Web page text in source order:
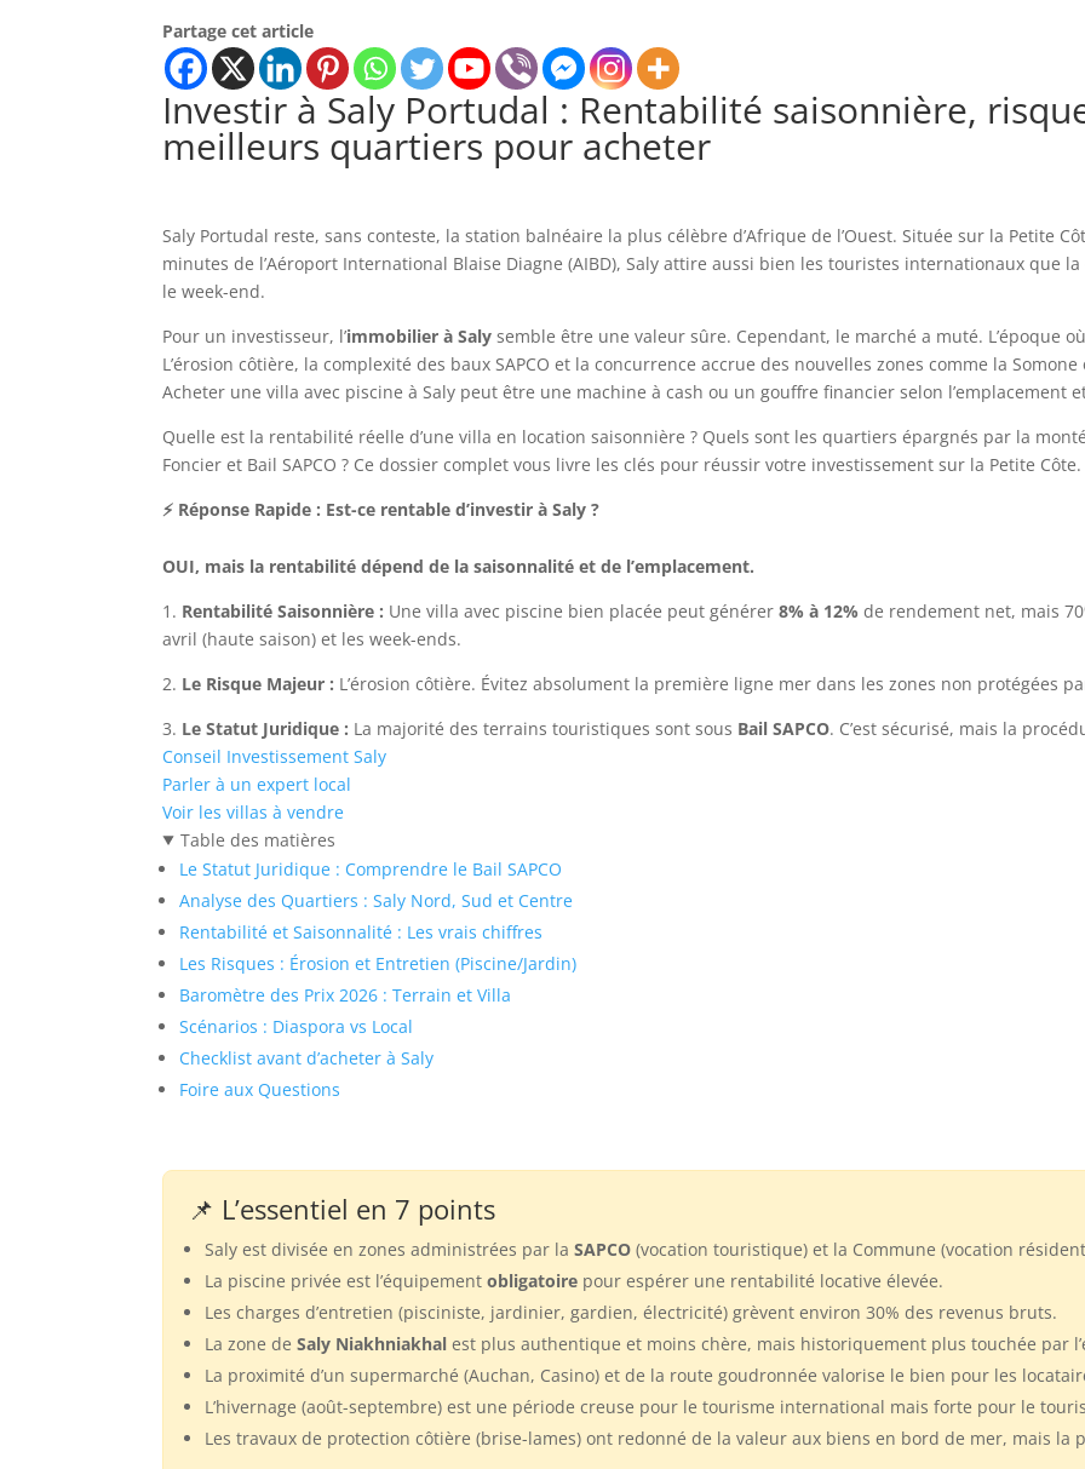
Partage cet article
Investir à Saly Portudal : Rentabilité saisonnière,
meilleurs quartiers pour acheter
Saly Portudal reste, sans conteste, la station balnéaire la plus célèbre d’Afrique de l’Ouest. Située sur la Petite
minutes de l’Aéroport International Blaise Diagne (AIBD), Saly attire aussi bien les touristes internationaux que
le week-end.
Pour un investisseur, l’immobilier à Saly semble être une valeur sûre. Cependant, le marché a muté. L’époque
L’érosion côtière, la complexité des baux SAPCO et la concurrence accrue des nouvelles zones comme la
Acheter une villa avec piscine à Saly peut être une machine à cash ou un gouffre financier selon l’emplacement
Quelle est la rentabilité réelle d’une villa en location saisonnière ? Quels sont les quartiers épargnés par la
Foncier et Bail SAPCO ? Ce dossier complet vous livre les clés pour réussir votre investissement sur la Petite Côte.
⚡ Réponse Rapide : Est-ce rentable d’investir à Saly ?
OUI, mais la rentabilité dépend de la saisonnalité et de l’emplacement.
1. Rentabilité Saisonnière : Une villa avec piscine bien placée peut générer8% à 12% de rendement net, mais
avril (haute saison) et les week-ends.
2. Le Risque Majeur : L’érosion côtière. Évitez absolument la première ligne mer dans les zones non protégées
3. Le Statut Juridique : La majorité des terrains touristiques sont sous Bail SAPCO. C’est sécurisé, mais la
Conseil Investissement Saly
Parler à un expert local
Voir les villas à vendre
Table des matières
Le Statut Juridique : Comprendre le Bail SAPCO
Analyse des Quartiers : Saly Nord, Sud et Centre
Rentabilité et Saisonnalité : Les vrais chiffres
Les Risques : Érosion et Entretien (Piscine/Jardin)
Baromètre des Prix 2026 : Terrain et Villa
Scénarios : Diaspora vs Local
Checklist avant d’acheter à Saly
Foire aux Questions
📌 L’essentiel en 7 points
Saly est divisée en zones administrées par laSAPCO (vocation touristique) et la Commune (vocation
La piscine privée est l’équipementobligatoire pour espérer une rentabilité locative élevée.
Les charges d’entretien (pisciniste, jardinier, gardien, électricité) grèvent environ 30% des revenus bruts.
La zone deSaly Niakhniakhal est plus authentique et moins chère, mais historiquement plus touchée par
La proximité d’un supermarché (Auchan, Casino) et de la route goudronnée valorise le bien pour les
L’hivernage (août-septembre) est une période creuse pour le tourisme international mais forte pour le
Les travaux de protection côtière (brise-lames) ont redonné de la valeur aux biens en bord de mer, mais la